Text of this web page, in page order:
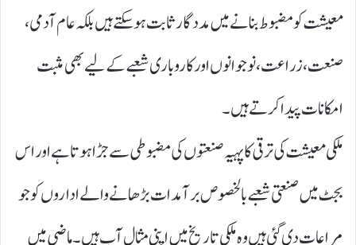
معیشت کو مضبوط بنانے میں مددگار ثابت ہو سکتے ہیں بلکہ عام آدمی،
صنعت، زراعت، نوجوانوں اور کاروباری شعبے کے لیے بھی مثبت
امکانات پیدا کرتے ہیں۔
ملکی معیشت کی ترقی کا پہیہ صنعتوں کی مضبوطی سے جڑا ہوتا ہے اور اس
بجٹ میں صنعتی شعبے بالخصوص برآمدات بڑھانے والے اداروں کو جو
مراعات دی گئی ہیں وہ ملکی تاریخ میں اپنی مثال آپ ہیں۔ ماضی میں